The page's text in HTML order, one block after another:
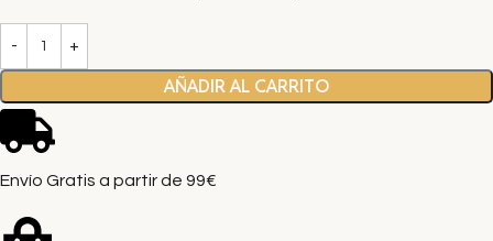
AÑADIR AL CARRITO
Envío Gratis a partir de 99€